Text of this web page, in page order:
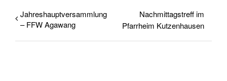
Jahreshauptversammlung
– FFW Agawang
Nachmittagstreff im
Pfarrheim Kutzenhausen